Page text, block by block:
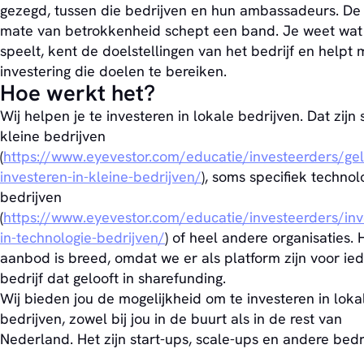
gezegd, tussen die bedrijven en hun ambassadeurs. De
mate van betrokkenheid schept een band. Je weet
speelt, kent de doelstellingen van het bedrijf en helpt
investering die doelen te bereiken.
Hoe werkt het?
Wij helpen je te investeren in lokale bedrijven. Dat zijn
kleine bedrijven
(https://www.eyevestor.com/educatie/investeerders/
investeren-in-kleine-bedrijven/), soms specifiek
bedrijven
(https://www.eyevestor.com/educatie/investeerders/
in-technologie-bedrijven/) of heel andere organisaties.
aanbod is breed, omdat we er als platform zijn voor
bedrijf dat gelooft in sharefunding.
Wij bieden jou de mogelijkheid om te investeren in
bedrijven, zowel bij jou in de buurt als in de rest van
Nederland. Het zijn start-ups, scale-ups en andere